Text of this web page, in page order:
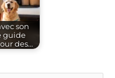
son
guide
des…